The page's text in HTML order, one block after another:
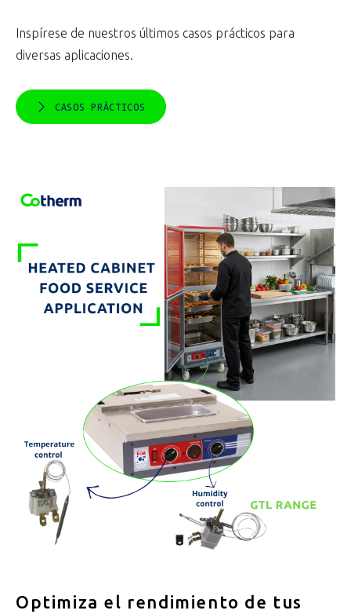
Inspírese de nuestros últimos casos prácticos para
diversas aplicaciones.
CASOS PRÁCTICOS
Optimiza el rendimiento de tus